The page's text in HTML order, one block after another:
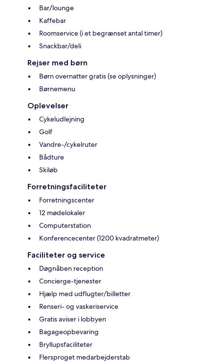
Bar/lounge
Kaffebar
Roomservice (i et begrænset antal timer)
Snackbar/deli
Rejser med børn
Børn overnatter gratis (se oplysninger)
Børnemenu
Oplevelser
Cykeludlejning
Golf
Vandre-/cykelruter
Bådture
Skiløb
Forretningsfaciliteter
Forretningscenter
12 mødelokaler
Computerstation
Konferencecenter (1200 kvadratmeter)
Faciliteter og service
Døgnåben reception
Concierge-tjenester
Hjælp med udflugter/billetter
Renseri- og vaskeriservice
Gratis aviser i lobbyen
Bagageopbevaring
Bryllupsfaciliteter
Flersproget medarbejderstab